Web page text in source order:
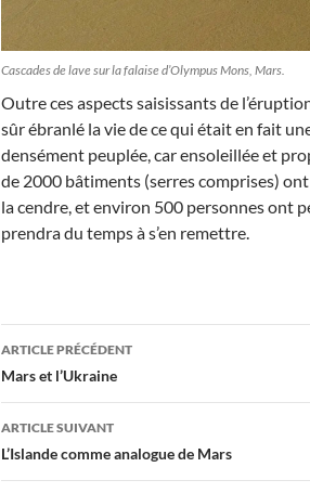
Cascades de lave sur la falaise d’Olympus Mons, Mars.
Outre ces aspects saisissants de
sûr ébranlé la vie de ce qui était en fait
densément peuplée, car ensoleillée et
de 2000 bâtiments (serres comprises)
la cendre, et environ 500 personnes ont
prendra du temps à s’en remettre.
Navigation
des
articles
ARTICLE PRÉCÉDENT
Mars et l’Ukraine
ARTICLE SUIVANT
L’Islande comme analogue de Mars